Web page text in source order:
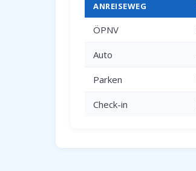
ANREISEWEG
ÖPNV
Auto
Parken
Check-in